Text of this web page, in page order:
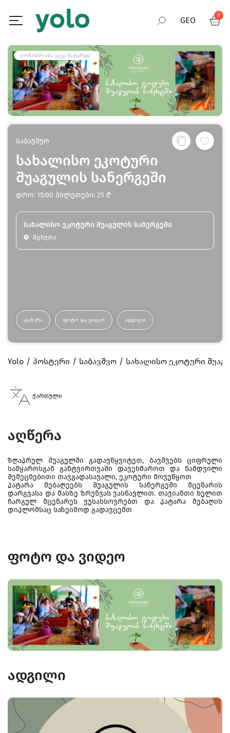
GEO
RUS
ENG
0
ᲦᲝᲜᲘᲡᲫᲘᲔᲑᲐ ᲣᲙᲕᲔ ᲩᲐᲢᲐᲠᲓᲐ
საბავშვო
სახალისო ეკოტური
შუაგულის სანერგეში
დრო: 15:00 ბილეთები: 25 ₾
სახალისო ეკოტური შუაგულის სანერგეში
მცხეთა
ᲐᲦᲬᲔᲠᲐ ᲤᲝᲢᲝ ᲓᲐ ᲕᲘᲓᲔᲝ ᲐᲓᲒᲘᲚᲘ
Yolo პოსტერი საბავშვო სახალისო ეკოტური
ქართული
აღწერა
ზღაპრულ შუაგულში გადავწყვიტეთ, ბავშვებს ციფრული
სამყაროსგან განტვირთვაში დავეხმაროთ და ნამდვილი
შემეცნებითი თავგადასავალი, ეკოტური მოვუწყოთ
პატარა მებაღეებს შუაგულის სანერგეში მცენარის
დარგვასა და მასზე ზრუნვას ვასწავლით. თავიანთი ხელით
ჩარგულ მცენარეს ვუსახსოვრებთ და პატარა მებაღის
დიპლომსაც საზეიმოდ გადავცემთ
ფოტო და ვიდეო
ადგილი